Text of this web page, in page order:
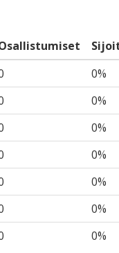
0%
0%
0%
0%
0%
0%
0%